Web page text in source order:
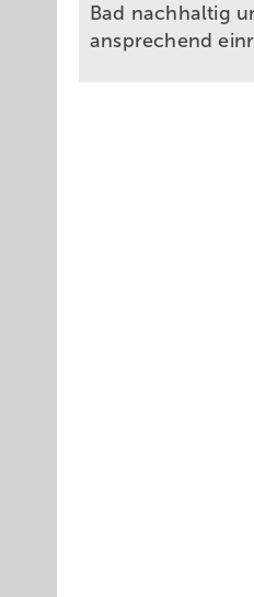
Bad nachhaltig
ansprechend